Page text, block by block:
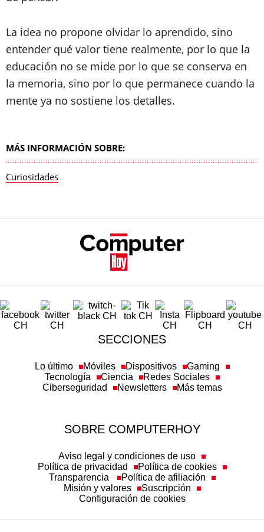
La idea no propone olvidar lo aprendido, sino
entender qué valor tiene realmente, por lo que la
educación no se mide por lo que se conserva en
la memoria, sino por lo que permanece cuando la
mente ya no sostiene los detalles.
MÁS INFORMACIÓN SOBRE:
Curiosidades
SECCIONES
Lo último Móviles Dispositivos
Gaming
Tecnología
Ciencia
Redes Sociales
Ciberseguridad
Newsletters Más temas
SOBRE COMPUTERHOY
Aviso legal y condiciones de uso
Política de privacidad
Política de cookies
Transparencia
Política de afiliación
Misión y valores
Suscripción
Configuración de cookies